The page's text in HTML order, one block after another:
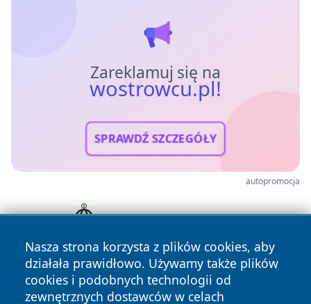
Zareklamuj się na
wostrowcu.pl!
SPRAWDŹ SZCZEGÓŁY
autopromocja
Nasza strona korzysta z plików cookies, aby
działała prawidłowo. Używamy także plików
cookies i podobnych technologii od
zewnętrznych dostawców w celach